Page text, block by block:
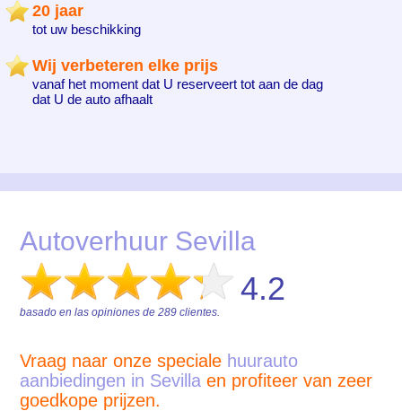
Autoverhuur Sevilla
4.2
basado en las opiniones de289 clientes.
Vraag naar onze speciale huurauto
aanbiedingen in Sevilla en profiteer van zeer
goedkope prijzen.
20 jaar
tot uw beschikking
Wij verbeteren elke prijs
vanaf het moment dat U reserveert tot aan de dag
dat U de auto afhaalt